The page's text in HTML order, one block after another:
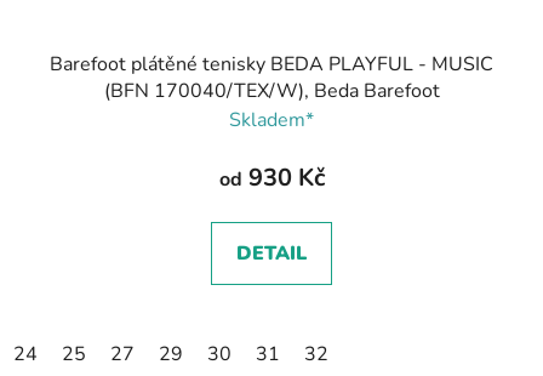
Barefoot plátěné tenisky BEDA PLAYFUL - MUSIC
(BFN 170040/TEX/W), Beda Barefoot
Skladem*
od 930 Kč
DETAIL
24 25 27 29 30 31 32